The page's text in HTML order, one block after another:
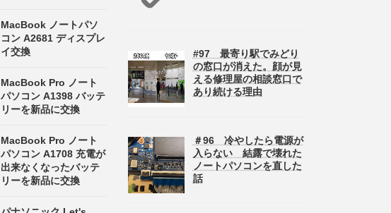
MacBook ノートパソ
コン A2681 ディスプレ
イ交換
MacBook Pro ノート
パソコン A1398 バッテ
リーを新品に交換
MacBook Pro ノート
パソコン A1708 充電が
出来なくなったバッテ
リーを新品に交換
#97 最寄り駅でみどり
の窓口が消えた。顔が見
える修理屋の相談窓口で
あり続ける理由
＃96 冷やしたら電源が
入らない 結露で壊れた
ノートパソコンを直した
話